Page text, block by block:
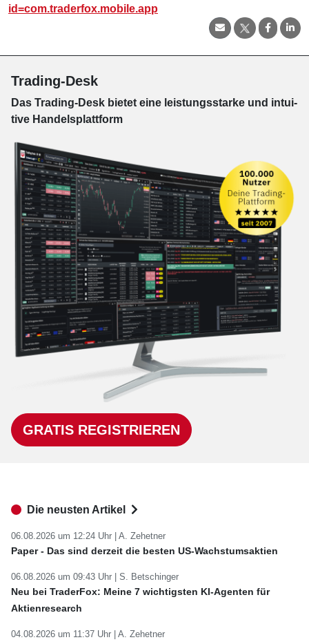
id=com.traderfox.mobile.app
Trading-Desk
Das Trading-Desk bie­tet eine leis­tungs­star­ke und in­tui­
tive Han­dels­platt­form
GRATIS REGISTRIEREN
Die neusten Artikel
06.08.2026 um 12:24 Uhr | A. Zehetner
Paper - Das sind derzeit die besten US-Wachstumsaktien
06.08.2026 um 09:43 Uhr | S. Betschinger
Neu bei TraderFox: Meine 7 wichtigsten KI-Agenten für
Aktienresearch
04.08.2026 um 11:37 Uhr | A. Zehetner